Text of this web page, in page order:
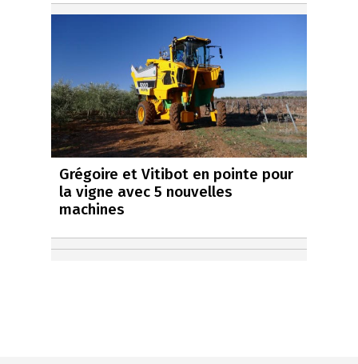
Grégoire et Vitibot en pointe pour
la vigne avec 5 nouvelles
machines